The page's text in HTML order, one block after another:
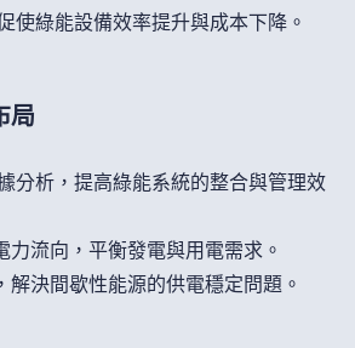
使綠能設備效率提升與成本下降。
局
分析，提高綠能系統的整合與管理效
力流向，平衡發電與用電需求。
解決間歇性能源的供電穩定問題。